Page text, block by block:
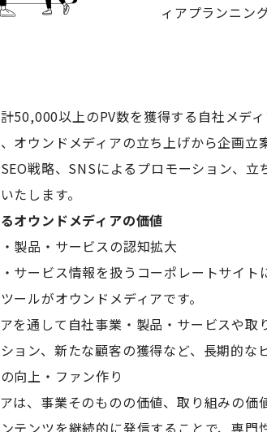
ィアプランニン
50,000以上のPV数を獲得する自社メデ
オウンドメディアの立ち上げから企画
戦略、SNSによるプロモーション、立
たします。
オウンドメディアの価値
製品・サービスの認知拡大
サービス情報を扱うコーポレートサイ
ールがオウンドメディアです。
を通して自社事業・製品・サービスや
ョン、新たな顧客の獲得など、長期的な
向上・ファン作り
は、事業そのものの価値、取り組みの価
テンツを継続的に発信することで、専